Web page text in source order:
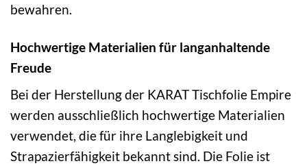
bewahren.
Hochwertige Materialien für langanhaltende
Freude
Bei der Herstellung der KARAT Tischfolie Empire
werden ausschließlich hochwertige Materialien
verwendet, die für ihre Langlebigkeit und
Strapazierfähigkeit bekannt sind. Die Folie ist